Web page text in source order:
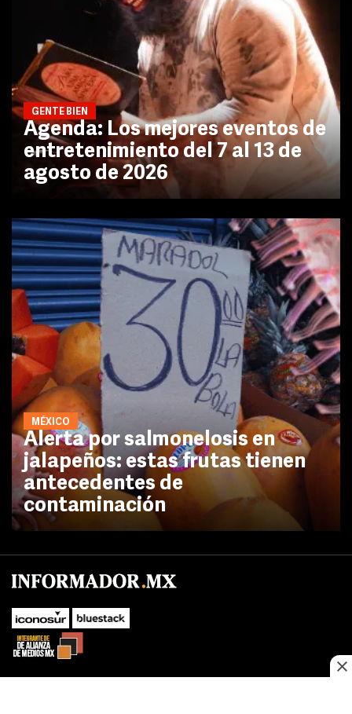
GENTE BIEN
Agenda: Los mejores eventos de
entretenimiento del 7 al 13 de
agosto de 2026
MÉXICO
Alerta por salmonelosis en
jalapeños: estas frutas tienen
antecedentes de
contaminación